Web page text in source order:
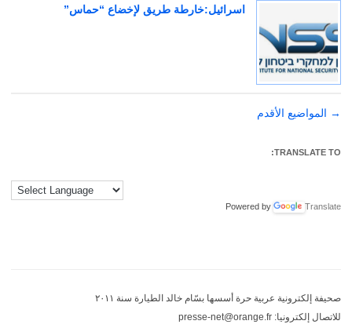
اسرائيل:خارطة طريق لإخضاع “حماس”
تصفّح
→ المواضيع الأقدم
TRANSLATE TO:
Powered by Translate
صحيفة إلكترونية عربية حرة أسسها بسّام خالد الطيارة سنة ٢٠١١
للاتصال إلكترونيا: presse-net@orange.fr